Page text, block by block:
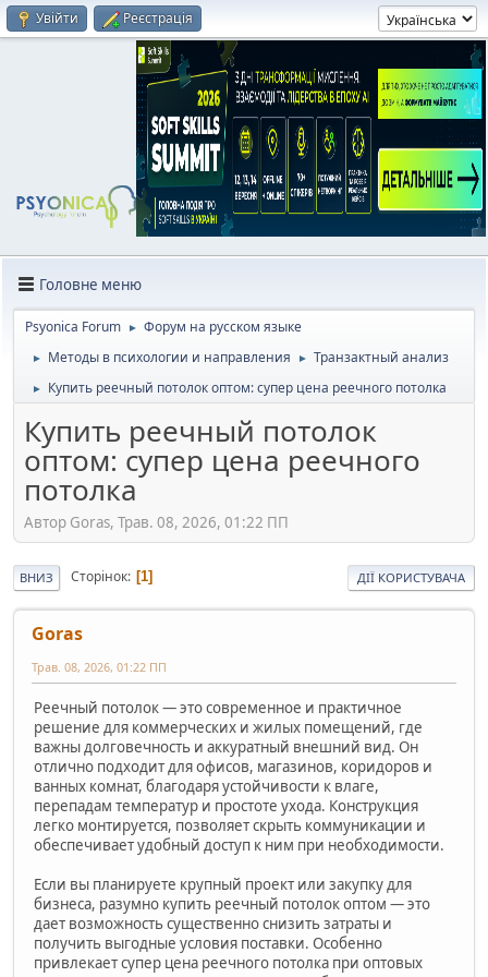
Увійти Реєстрація
Головне меню
Psyonica Forum ► Форум на русском языке
► Методы в психологии и направления ► Транзактный анализ
► Купить реечный потолок оптом: супер цена реечного потолка
Купить реечный потолок
оптом: супер цена реечного
потолка
Автор Goras, Трав. 08, 2026, 01:22 ПП
ВНИЗ Сторінок 1 ДІЇ КОРИСТУВАЧА
Goras
Трав. 08, 2026, 01:22 ПП
Реечный потолок — это современное и практичное
решение для коммерческих и жилых помещений, где
важны долговечность и аккуратный внешний вид. Он
отлично подходит для офисов, магазинов, коридоров и
ванных комнат, благодаря устойчивости к влаге,
перепадам температур и простоте ухода. Конструкция
легко монтируется, позволяет скрыть коммуникации и
обеспечивает удобный доступ к ним при необходимости.
Если вы планируете крупный проект или закупку для
бизнеса, разумно купить реечный потолок оптом — это
дает возможность существенно снизить затраты и
получить выгодные условия поставки. Особенно
привлекает супер цена реечного потолка при оптовых